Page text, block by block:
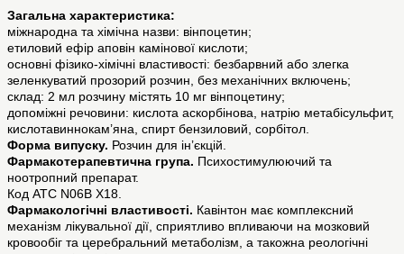
Загальна характеристика:
міжнародна та хімічна назви: вінпоцетин;
етиловий ефір аповін камінової кислоти;
основні фізико-хімічні властивості: безбарвний або злегка
зеленкуватий прозорий розчин, без механічних включень;
склад: 2 мл розчину містять 10 мг вінпоцетину;
допоміжні речовини: кислота аскорбінова, натрію метабісульфит,
кислотавиннокам’яна, спирт бензиловий, сорбітол.
Форма випуску. Розчин для ін’єкцій.
Фармакотерапевтична група. Психостимулюючий та
ноотропний препарат.
Код АТС N06B X18.
Фармакологічні властивості. Кавінтон має комплексний
механізм лікувальної дії, сприятливо впливаючи на мозковий
кровообіг та церебральний метаболізм, а такожна реологічні